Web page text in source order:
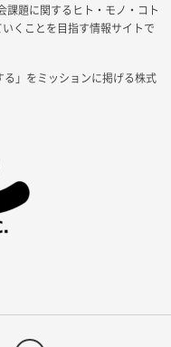
題に関するヒト・モノ・コト
くことを目指す情報サイトで
る」をミッションに掲げる株式